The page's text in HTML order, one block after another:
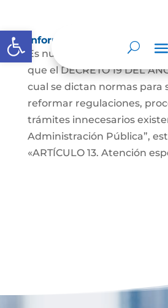
Abrir barra de herramientas
Información para Mujeres.
Es nuestro deber informar
que el DECRETO 19 DEL
cual se dictan normas para
reformar regulaciones,
trámites innecesarios
Administración Pública”,
«ARTÍCULO 13. Atención